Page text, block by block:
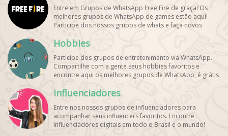
Entre em Grupos de WhatsApp Free Fire de graça! Os
melhores grupos de WhatsApp de games estão aqui!
Participe dos nossos grupos de whats e faça novos
Hobbies
Participe dos grupos de entretenimento via WhatsApp.
Compartilhe com a gente seus hobbies favoritos e
encontre aqui os melhores grupos de WhatsApp, é grátis
influenciadores
Entre nos nossos grupos de influenciadores para
acompanhar seus influencers favoritos. Encontre
influenciadores digitais em todo o Brasil e o mundo!